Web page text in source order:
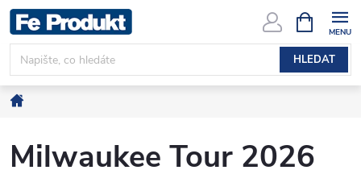
Přejít
na
obsah
HLEDAT
NÁKUPNÍ
KOŠÍK
Milwaukee Tour 2026